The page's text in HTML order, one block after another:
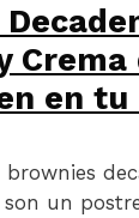
Crema
en tu
un